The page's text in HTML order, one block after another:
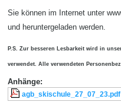
Sie können im Internet unter
und heruntergeladen werden.
P.S. Zur besseren Lesbarkeit wird in
verwendet.Alle verwendeten
Anhänge:
agb_skischule_27_07_23.pdf